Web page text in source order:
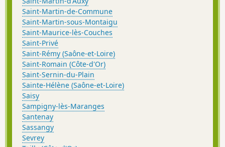
Saint-Martin-de-Commune
Saint-Martin-sous-Montaigu
Saint-Maurice-lès-Couches
Saint-Privé
Saint-Rémy (Saône-et-Loire)
Saint-Romain (Côte-d'Or)
Saint-Sernin-du-Plain
Sainte-Hélène (Saône-et-Loire)
Saisy
Sampigny-lès-Maranges
Santenay
Sassangy
Sevrey